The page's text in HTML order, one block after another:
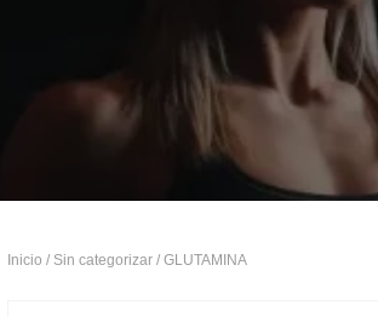
Inicio / Sin categorizar / GLUTAMINA